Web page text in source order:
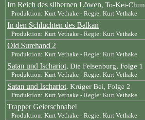
Im Reich des silbernen Löwen, To-Kei-Chun
Produktion: Kurt Vethake - Regie: Kurt Vethake
In den Schluchten des Balkan
Produktion: Kurt Vethake - Regie: Kurt Vethake
Old Surehand 2
Produktion: Kurt Vethake - Regie: Kurt Vethake
Satan und Ischariot, Die Felsenburg, Folge 1
Produktion: Kurt Vethake - Regie: Kurt Vethake
Satan und Ischariot, Krüger Bei, Folge 2
Produktion: Kurt Vethake - Regie: Kurt Vethake
Trapper Geierschnabel
Produktion: Kurt Vethake - Regie: Kurt Vethake